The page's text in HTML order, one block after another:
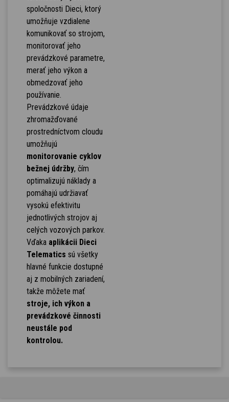
spoločnosti Dieci, ktorý
umožňuje vzdialene
komunikovať so strojom,
monitorovať jeho
prevádzkové parametre,
merať jeho výkon a
obmedzovať jeho
používanie.
Prevádzkové údaje
zhromažďované
prostredníctvom cloudu
umožňujú
monitorovanie cyklov
bežnej údržby, čím
optimalizujú náklady a
pomáhajú udržiavať
vysokú efektivitu
jednotlivých strojov aj
celých vozových parkov.
Vďaka aplikácii Dieci
Telematics sú všetky
hlavné funkcie dostupné
aj z mobilných zariadení,
takže môžete mať
stroje, ich výkon a
prevádzkové činnosti
neustále pod
kontrolou.